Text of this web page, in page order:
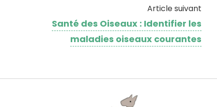
Article suivant
Santé des Oiseaux : Identifier les
maladies oiseaux courantes